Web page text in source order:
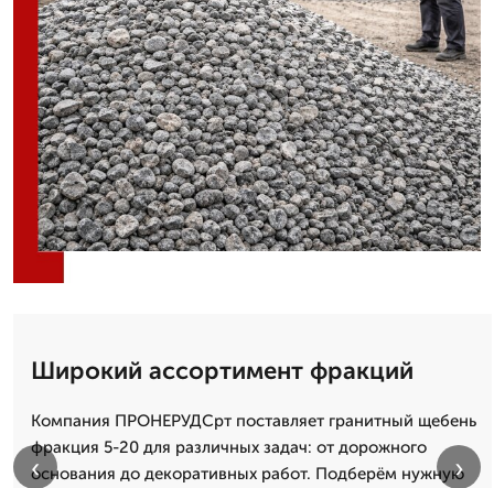
Широкий ассортимент фракций
Компания ПРОНЕРУДСрт поставляет гранитный щебень
фракция 5-20 для различных задач: от дорожного
основания до декоративных работ. Подберём нужную
‹ ›